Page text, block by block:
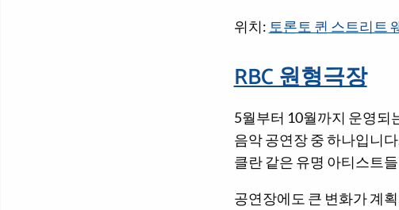
위치: 토론토 퀸 스트리트
RBC 원형극장
5월부터 10월까지 운영되
음악 공연장 중 하나입니
클란 같은 유명 아티스트
공연장에도 큰 변화가 계